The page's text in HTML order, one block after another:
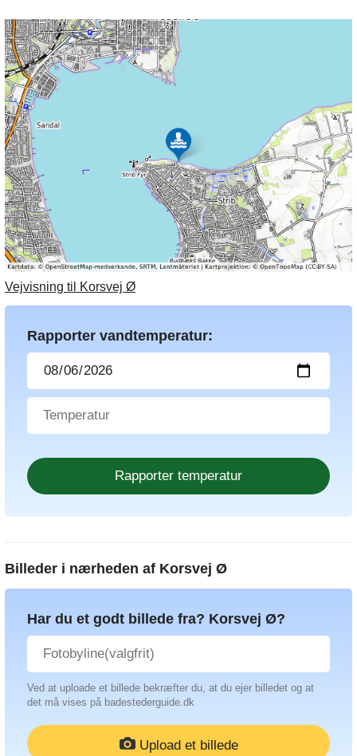
Vejvisning til Korsvej Ø
Rapporter vandtemperatur:
Billeder i nærheden af Korsvej Ø
Har du et godt billede fra? Korsvej Ø?
Ved at uploade et billede bekræfter du, at du ejer billedet og at
det må vises på badestederguide.dk
Upload et billede